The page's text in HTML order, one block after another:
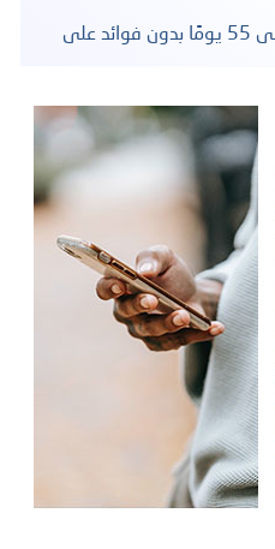
احصل على فترة سماح تصل إلى 55 يومًا بدون فوائد على